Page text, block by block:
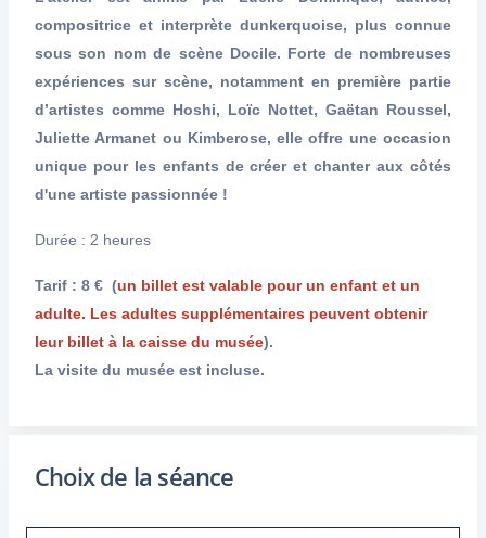
compositrice et interprète dunkerquoise, plus connue
sous son nom de scène Docile. Forte de nombreuses
expériences sur scène, notamment en première partie
d’artistes comme Hoshi, Loïc Nottet, Gaëtan Roussel,
Juliette Armanet ou Kimberose, elle offre une occasion
unique pour les enfants de créer et chanter aux côtés
d'une artiste passionnée !
Durée : 2 heures
Tarif : 8 € (un billet est valable pour un enfant et un
adulte. Les adultes supplémentaires peuvent obtenir
leur billet à la caisse du musée).
La visite du musée est incluse.
Choix de la séance